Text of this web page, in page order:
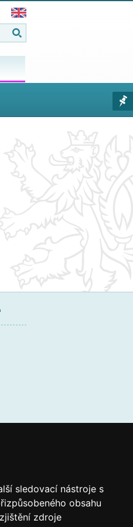
sledovací nástroje s
obsahu
zdroje